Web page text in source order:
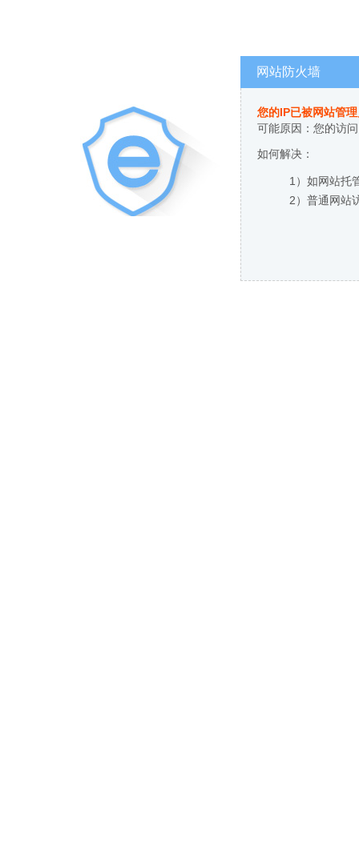
网站防火墙
您的IP已被网站管
可能原因：您的访
如何解决：
1）如网站托
2）普通网站